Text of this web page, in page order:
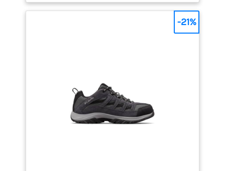
semelle intérieure flexible offre un soutien et un
maximal sur tous vos chemins.Ils conviennent à la
randonnée, au camping, à l'escalade, au vélo, à la
pêche, à la randonnée, au trekking et bien plus
encore.
-21%